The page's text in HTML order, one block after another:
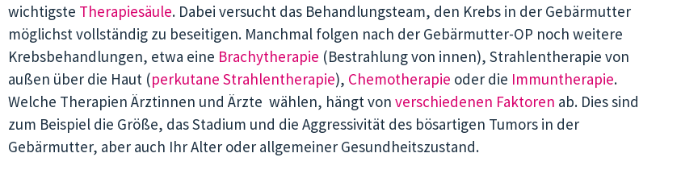
wichtigste Therapiesäule. Dabei versucht das Behandlungsteam, den Krebs in der Gebärmutter
möglichst vollständig zu beseitigen. Manchmal folgen nach der Gebärmutter-OP noch weitere
Krebsbehandlungen, etwa eine Brachytherapie (Bestrahlung von innen), Strahlentherapie von
außen über die Haut (perkutane Strahlentherapie), Chemotherapie oder die Immuntherapie.
Welche Therapien Ärztinnen und Ärzte wählen, hängt von verschiedenen Faktoren ab. Dies sind
zum Beispiel die Größe, das Stadium und die Aggressivität des bösartigen Tumors in der
Gebärmutter, aber auch Ihr Alter oder allgemeiner Gesundheitszustand.